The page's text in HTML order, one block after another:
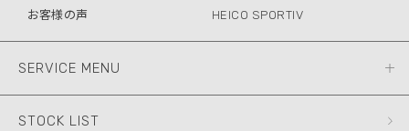
お客様の声
HEICO SPORTIV
SERVICE MENU
STOCK LIST